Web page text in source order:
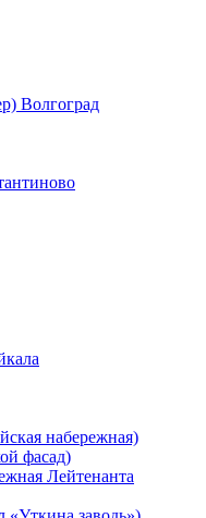
Волгоград
набережная)
фасад)
Лейтенанта